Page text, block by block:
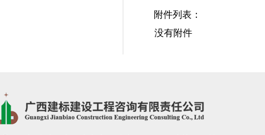
附件列表：
没有附件